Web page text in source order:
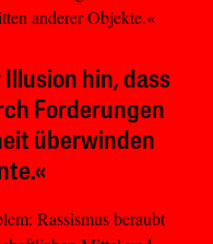
anderer Objekte.«
Illusion hin, dass
Forderungen
überwinden
Rassismus beraubt